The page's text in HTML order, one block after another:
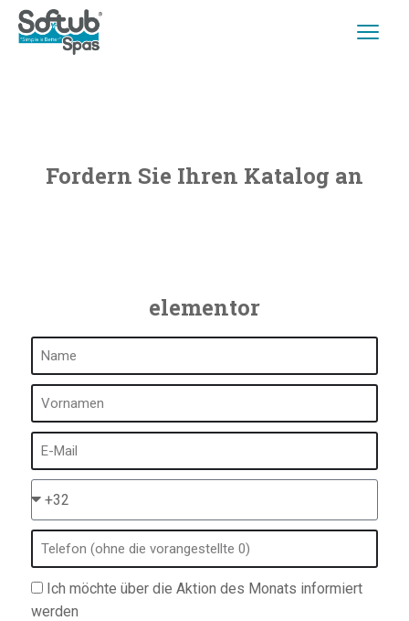
Fordern Sie Ihren Katalog an
elementor
Ich möchte über die Aktion des Monats informiert
werden